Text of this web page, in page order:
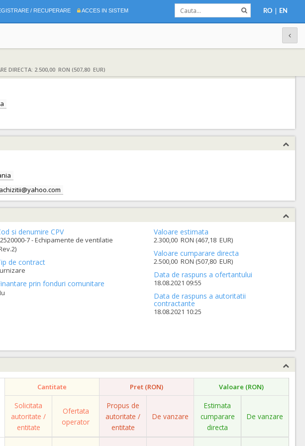
/ RECUPERARE ACCES IN SISTEM RO | EN
DIRECTA: 2.500,00 RON (507,80 EUR)
si denumire CPV
7 - Echipamente de ventilatie
de contract
prin fonduri comunitare
Valoare estimata
2.300,00 RON (467,18 EUR)
Valoare cumparare directa
2.500,00 RON (507,80 EUR)
Data de raspuns a ofertantului
18.08.2021 09:55
Data de raspuns a autoritatii
contractante
18.08.2021 10:25
Cantitate Pret (RON) Valoare (RON)
Solicitata
autoritate /
entitate
Ofertata
operator
Propus de
autoritate /
entitate
De vanzare
Estimata
cumparare
directa
De vanzare